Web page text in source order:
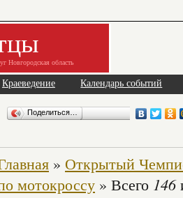
Новгородская область
Краеведение Календарь событий
Поделиться…
» Открытый
мотокроссу » Всего 146